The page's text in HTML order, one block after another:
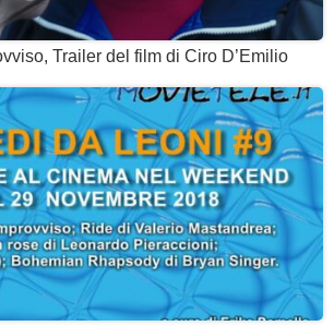
Trailer del film di Ciro D’Emilio